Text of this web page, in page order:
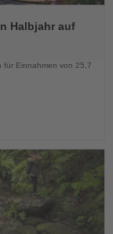
Halbjahr auf
für Einnahmen von 25,7